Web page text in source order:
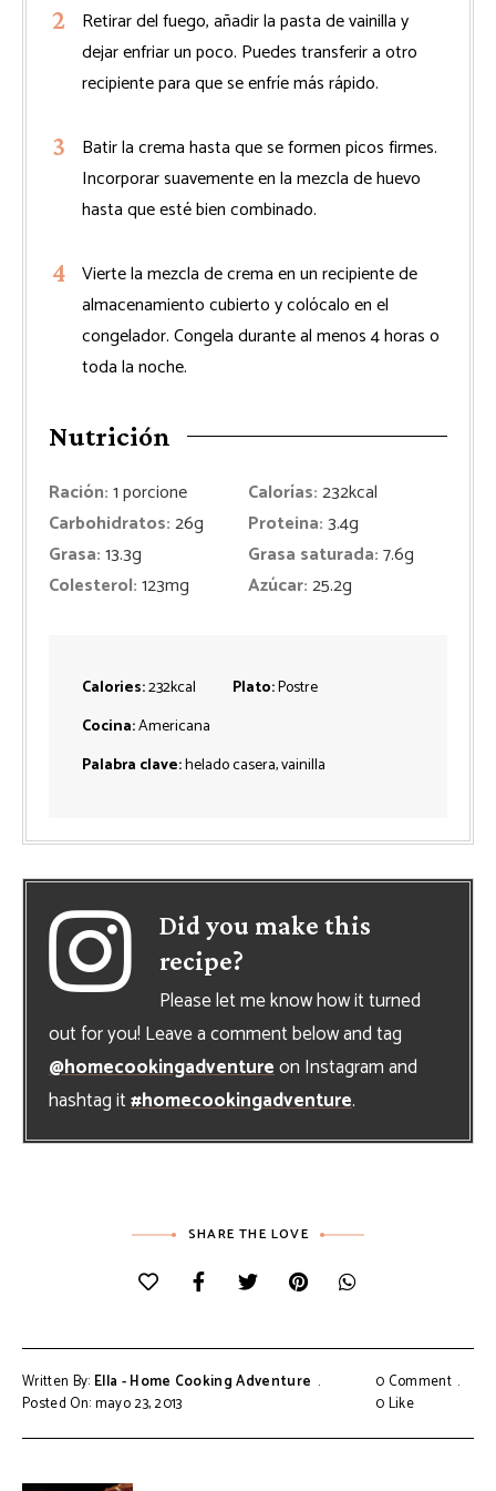
Retirar del fuego, añadir la pasta de vainilla y
dejar enfriar un poco. Puedes transferir a otro
recipiente para que se enfríe más rápido.
Batir la crema hasta que se formen picos firmes.
Incorporar suavemente en la mezcla de huevo
hasta que esté bien combinado.
Vierte la mezcla de crema en un recipiente de
almacenamiento cubierto y colócalo en el
congelador. Congela durante al menos 4 horas o
toda la noche.
Nutrición
Ración:1porcione Calorías:232kcal
Carbohidratos:26g Proteina:3.4g
Grasa:13.3g Grasa saturada:7.6g
Colesterol:123mg Azúcar:25.2g
Calories:232kcal Plato:Postre
Cocina:Americana
Palabra clave:helado casera, vainilla
Did you make this
recipe?
Please let me know how it turned
out for you! Leave a comment below and tag
@homecookingadventureon Instagram and
hashtag it#homecookingadventure.
SHARE THE LOVE
Written By: Ella - Home Cooking Adventure
Posted On: mayo 23, 2013
0 Comment
0Like